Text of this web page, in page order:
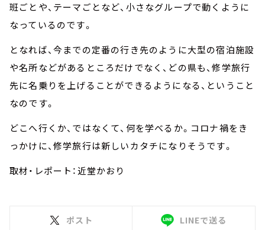
班ごとや、テーマごとなど、小さなグループで動くように
なっているのです。
となれば、今までの定番の行き先のように大型の宿泊施設
や名所などがあるところだけでなく、どの県も、修学旅行
先に名乗りを上げることができるようになる、ということ
なのです。
どこへ行くか、ではなくて、何を学べるか。コロナ禍をき
っかけに、修学旅行は新しいカタチになりそうです。
取材・レポート：近堂かおり
ポスト LINEで送る